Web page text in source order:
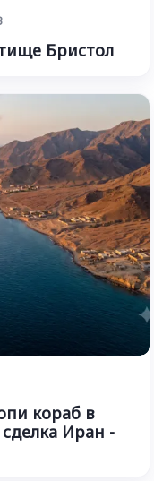
Бристол
кораб в
Иран -